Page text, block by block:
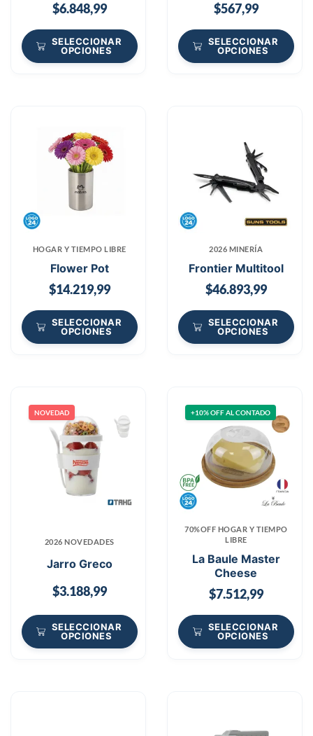
$6.848,99
SELECCIONAR
OPCIONES
$567,99
SELECCIONAR
OPCIONES
HOGAR Y TIEMPO LIBRE
Flower Pot
$14.219,99
SELECCIONAR
OPCIONES
2026 MINERÍA
Frontier Multitool
$46.893,99
SELECCIONAR
OPCIONES
NOVEDAD
2026 NOVEDADES
Jarro Greco
$3.188,99
SELECCIONAR
OPCIONES
+10% OFF AL CONTADO
70%OFF HOGAR Y TIEMPO
LIBRE
La Baule Master
Cheese
$7.512,99
SELECCIONAR
OPCIONES